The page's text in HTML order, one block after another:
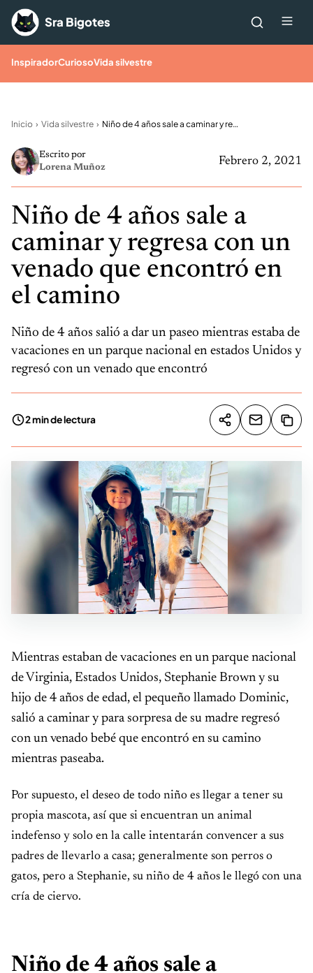
Saltar al contenido
Sra Bigotes
InspiradorCuriosoVida silvestre
Inicio Vida silvestre Niño de 4 años sale a caminar y regresa con un venado que encontró en el camino
Febrero 2, 2021
Escrito por
Lorena Muñoz
Niño de 4 años sale a
caminar y regresa con un
venado que encontró en
el camino
Niño de 4 años salió a dar un paseo mientras estaba de
vacaciones en un parque nacional en estados Unidos y
regresó con un venado que encontró
2 min de lectura Compartir
Mientras estaban de vacaciones en un parque nacional
de Virginia, Estados Unidos, Stephanie Brown y su
hijo de 4 años de edad, el pequeño llamado Dominic,
salió a caminar y para sorpresa de su madre regresó
con un venado bebé que encontró en su camino
mientras paseaba.
Por supuesto, el deseo de todo niño es llegar a tener su
propia mascota, así que si encuentran un animal
indefenso y solo en la calle intentarán convencer a sus
padres de llevarlo a casa; generalmente son perros o
gatos, pero a Stephanie, su niño de 4 años le llegó con una
cría de ciervo.
Niño de 4 años sale a